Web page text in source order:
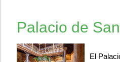
Palacio de
El